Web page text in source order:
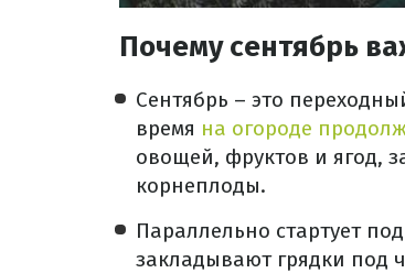
Почему сентябрь
Сентябрь – это
время на огороде
овощей, фруктов и ягод,
корнеплоды.
Параллельно стартует
закладывают грядки под